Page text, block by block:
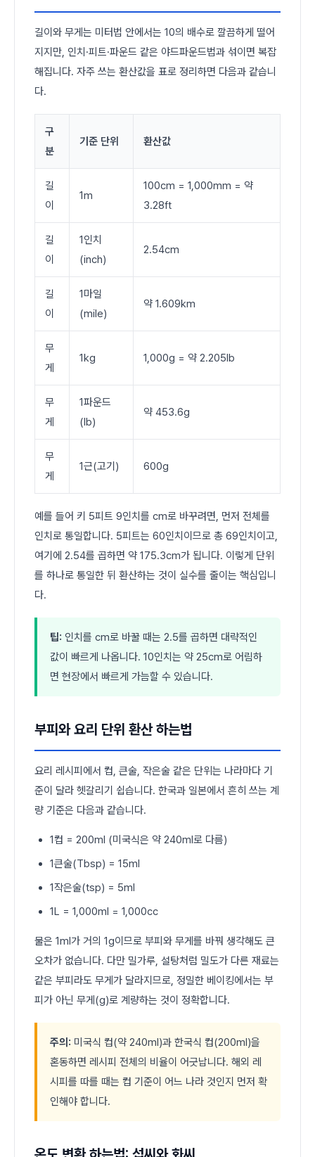
길이와 무게는 미터법 안에서는 10의 배수로 깔끔하게 떨어
지지만, 인치·피트·파운드 같은 야드파운드법과 섞이면 복잡
해집니다. 자주 쓰는 환산값을 표로 정리하면 다음과 같습니
다.
구
분
기준 단위 환산값
길
이
1m
100cm = 1,000mm = 약
3.28ft
길
이
1인치
(inch)
2.54cm
길
이
1마일
(mile)
약 1.609km
무
게
1kg 1,000g = 약 2.205lb
무
게
1파운드
(lb)
약 453.6g
무
게
1근(고기) 600g
예를 들어 키 5피트 9인치를 cm로 바꾸려면, 먼저 전체를
인치로 통일합니다. 5피트는 60인치이므로 총 69인치이고,
여기에 2.54를 곱하면 약 175.3cm가 됩니다. 이렇게 단위
를 하나로 통일한 뒤 환산하는 것이 실수를 줄이는 핵심입니
다.
팁: 인치를 cm로 바꿀 때는 2.5를 곱하면 대략적인
값이 빠르게 나옵니다. 10인치는 약 25cm로 어림하
면 현장에서 빠르게 가늠할 수 있습니다.
부피와 요리 단위 환산 하는법
요리 레시피에서 컵, 큰술, 작은술 같은 단위는 나라마다 기
준이 달라 헷갈리기 쉽습니다. 한국과 일본에서 흔히 쓰는 계
량 기준은 다음과 같습니다.
1컵 = 200ml (미국식은 약 240ml로 다름)
1큰술(Tbsp) = 15ml
1작은술(tsp) = 5ml
1L = 1,000ml = 1,000cc
물은 1ml가 거의 1g이므로 부피와 무게를 바꿔 생각해도 큰
오차가 없습니다. 다만 밀가루, 설탕처럼 밀도가 다른 재료는
같은 부피라도 무게가 달라지므로, 정밀한 베이킹에서는 부
피가 아닌 무게(g)로 계량하는 것이 정확합니다.
주의: 미국식 컵(약 240ml)과 한국식 컵(200ml)을
혼동하면 레시피 전체의 비율이 어긋납니다. 해외 레
시피를 따를 때는 컵 기준이 어느 나라 것인지 먼저 확
인해야 합니다.